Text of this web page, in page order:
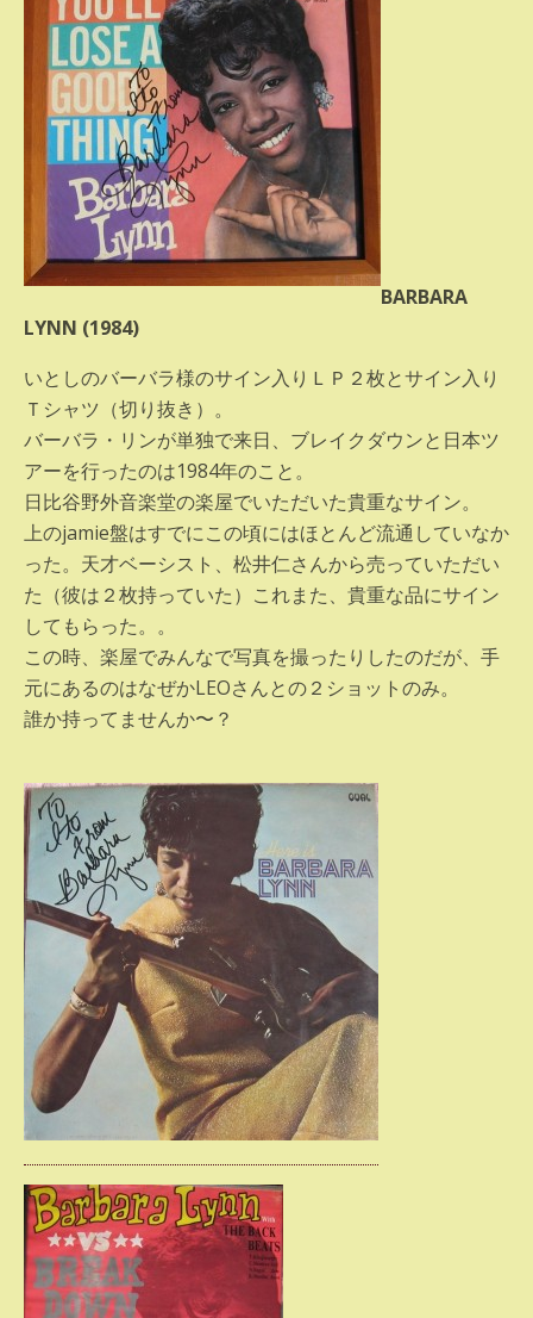
BARBARA
LYNN (1984)
いとしのバーバラ様のサイン入りＬＰ２枚とサイン入り
Ｔシャツ（切り抜き）。
バーバラ・リンが単独で来日、ブレイクダウンと日本ツ
アーを行ったのは1984年のこと。
日比谷野外音楽堂の楽屋でいただいた貴重なサイン。
上のjamie盤はすでにこの頃にはほとんど流通していなか
った。天才ベーシスト、松井仁さんから売っていただい
た（彼は２枚持っていた）これまた、貴重な品にサイン
してもらった。。
この時、楽屋でみんなで写真を撮ったりしたのだが、手
元にあるのはなぜかLEOさんとの２ショットのみ。
誰か持ってませんか〜？